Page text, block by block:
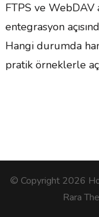
FTPS ve WebDAV
entegrasyon
Hangi durumda
pratik örneklerle
© Copyright 2026
Rara